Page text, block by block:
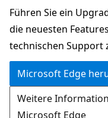
Führen Sie ein
die neuesten
technischen Support
Microsoft Edge
Weitere
Microsoft Edge